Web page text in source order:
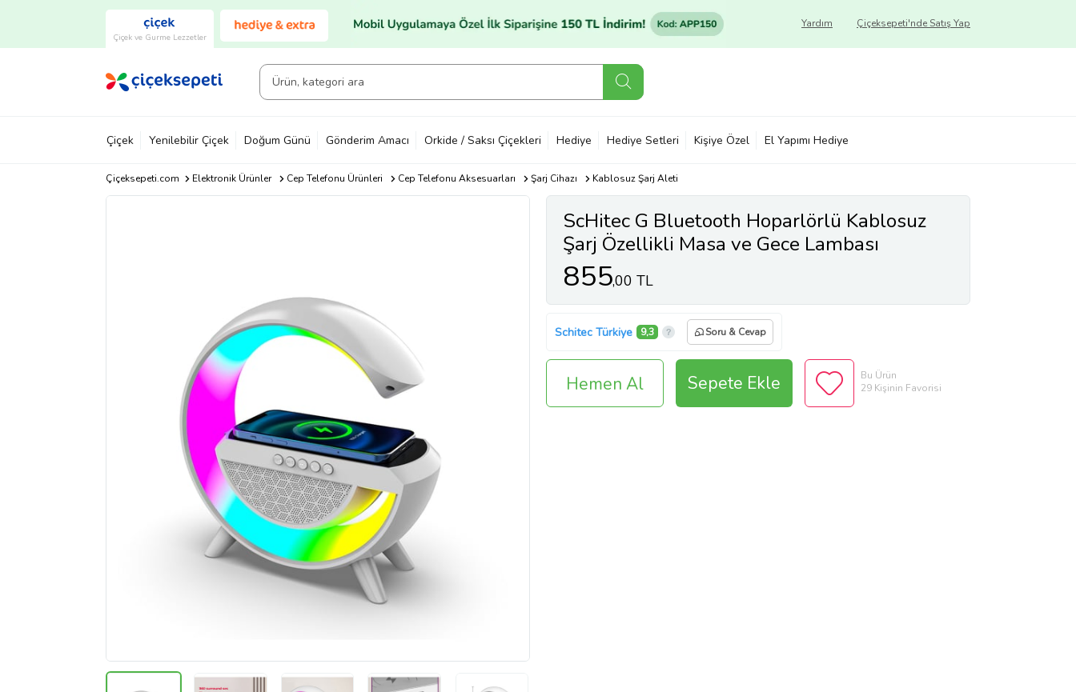
Çiçek ve Gurme Lezzetler
Çiçeksepeti'nde Satış Yap
Yardım
Çiçek Yenilebilir Çiçek Doğum Günü Gönderim Amacı Orkide / Saksı Çiçekleri Hediye Hediye Setleri Kişiye Özel El Yapımı Hediye
Çiçeksepeti.com Elektronik Ürünler Cep Telefonu Ürünleri Cep Telefonu Aksesuarları Şarj Cihazı Kablosuz Şarj Aleti
ScHitec G Bluetooth Hoparlörlü Kablosuz
Şarj Özellikli Masa ve Gece Lambası
855,00 TL
Schitec Türkiye 9,3 Soru & Cevap
Hemen Al Sepete Ekle
Bu Ürün
29 Kişinin Favorisi